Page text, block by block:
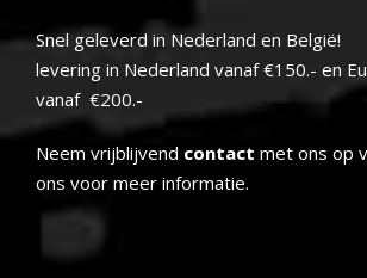
Snel geleverd in Nederland en
levering in Nederland vanaf €150.- en
vanaf €200.-
Neem vrijblijvend contact met ons op
ons voor meer informatie.